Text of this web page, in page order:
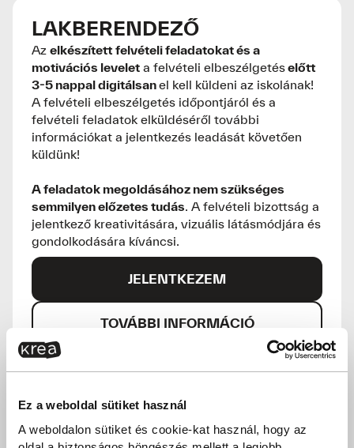
Ez a weboldal sütiket használ
A weboldalon sütiket és cookie-kat használ, hogy az
LAKBERENDEZŐ
Az elkészített felvételi feladatokat és a
motivációs levelet a felvételi elbeszélgetéselőtt
3-5 nappal digitálsanel kell küldeni az iskolának!
A felvételi elbeszélgetés időpontjáról és a
felvételi feladatok elküldéséről további
információkat a jelentkezés leadását követően
küldünk!
A feladatok megoldásához nem szükséges
semmilyen előzetes tudás. A felvételi bizottság a
jelentkező kreativitására, vizuális látásmódjára és
gondolkodására kíváncsi.
JELENTKEZEM
TOVÁBBI INFORMÁCIÓ
ENTERIŐR & EVENT STYLIST
Előfeltétel:Lakberendező képzésen való